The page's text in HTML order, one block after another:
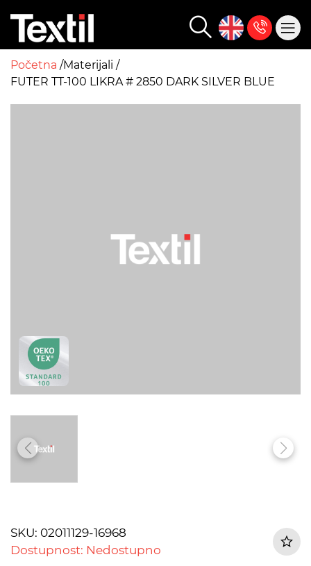
Početna Materijali
FUTER TT-100 LIKRA # 2850 DARK SILVER BLUE
SKU: 02011129-16968
Dostupnost: Nedostupno